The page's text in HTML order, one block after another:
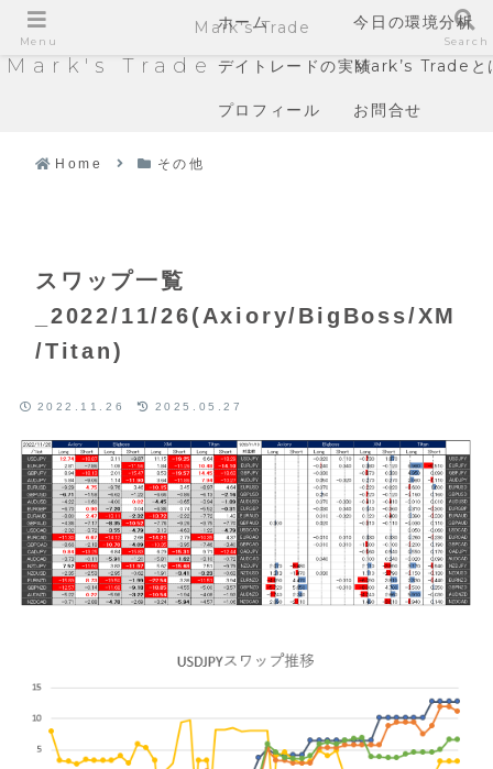
Mark's Trade
ホーム 今日の環境分析
デイトレードの実績Mark’s Tradeと
プロフィール お問合せ
Home その他
スワップ一覧
_2022/11/26(Axiory/BigBoss/XM
/Titan)
2022.11.26 2025.05.27
Menu
Mark's Trade
Search